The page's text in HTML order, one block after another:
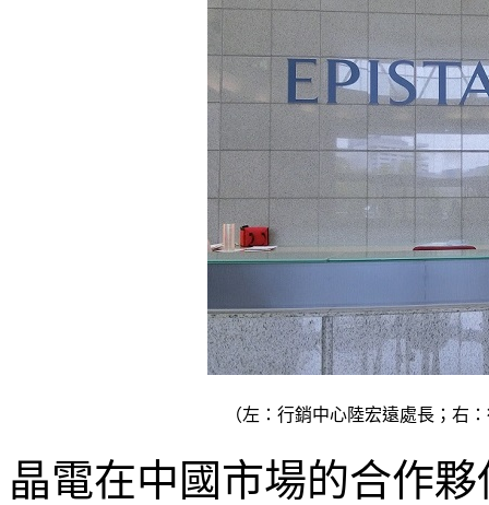
（左：行銷中心陸宏遠處長；右
晶電在中國市場的合作